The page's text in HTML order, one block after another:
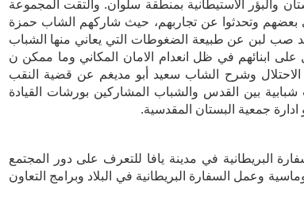
والبؤر الاستيطانية بمنطقة سلوان. والتقت المجموعة
بعضهم وتحدثوا عن تجاربهم، حيث شاركهم الشاب حمزة
صب لبن عن طبيعة الضغوطات التي يعاني منها الشباب
ابنائهم في ظل انعدام الامان المكاني وما ممكن ن
وشرح الشاب سعيد أبو مديغم عن قضية النقب
شبابية بين القدس والشباب المشاركين بورشات القيادة
جمعية البستان المقدسية.
البريطانية في مدينة يافا للتعرف على دور المجتمع
وعمل السفارة البريطانية في البلاد وبرامج التعاون